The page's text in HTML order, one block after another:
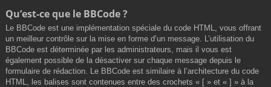
Qu’est-ce que le BBCode ?
Le BBCode est une implémentation spéciale du code HTML, vous offrant
un meilleur contrôle sur la mise en forme d’un message. L’utilisation du
BBCode est déterminée par les administrateurs, mais il vous est
également possible de la désactiver sur chaque message depuis le
formulaire de rédaction. Le BBCode est similaire à l’architecture du code
HTML, les balises sont contenues entre des crochets « [ » et « ] » à la